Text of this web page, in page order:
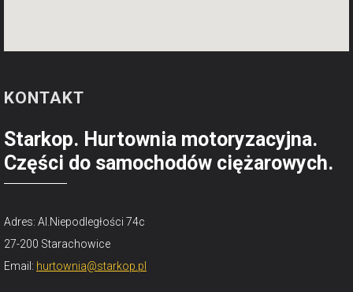
KONTAKT
Starkop. Hurtownia motoryzacyjna.
Części do samochodów ciężarowych.
Adres: Al.Niepodległości 74c
27-200 Starachowice
Email: hurtownia@starkop.pl